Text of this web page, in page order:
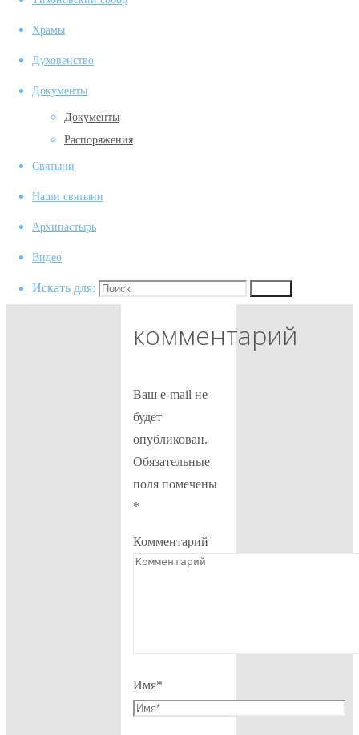
Храмы
Духовенство
Документы
Документы
Распоряжения
Святыни
Наши святыни
Архипастырь
Видео
Искать для:
Добавить
комментарий
Ваш e-mail не
будет
опубликован.
Обязательные
поля помечены
*
Комментарий
Имя*